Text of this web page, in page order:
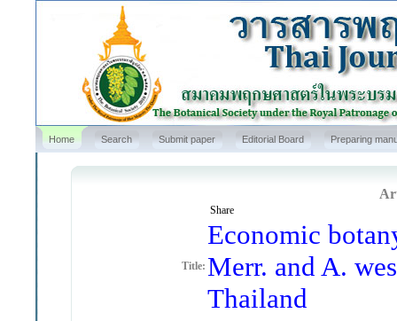
Home Search Submit paper Editorial Board Preparing
Share
Title:
Economic
Merr. and A.
Thailand